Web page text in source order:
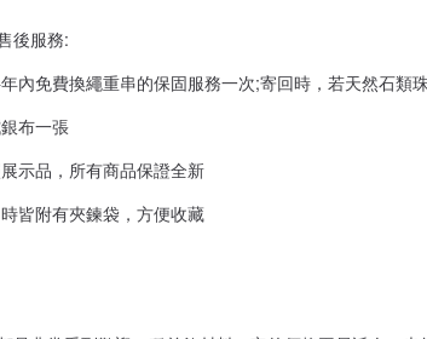
後服務:
內免費換繩重串的保固服務一次;寄回時，若天然石類
布一張
示品，所有商品保證全新
皆附有夾鍊袋，方便收藏